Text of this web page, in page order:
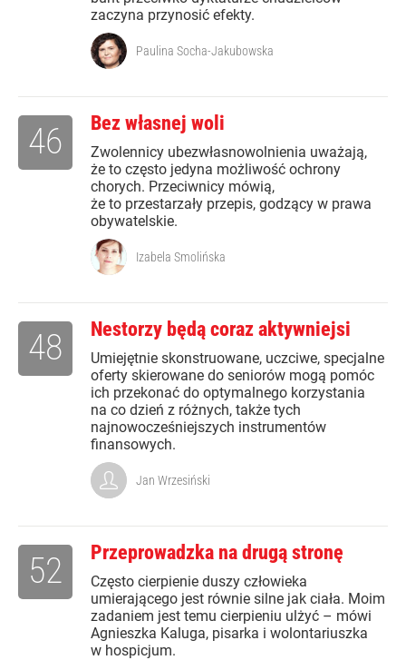
zaczyna przynosić efekty.
Paulina Socha-Jakubowska
Bez własnej woli
Zwolennicy ubezwłasnowolnienia uważają,
że to często jedyna możliwość ochrony
chorych. Przeciwnicy mówią,
że to przestarzały przepis, godzący w prawa
obywatelskie.
46
Izabela Smolińska
Nestorzy będą coraz aktywniejsi
Umiejętnie skonstruowane, uczciwe, specjalne
oferty skierowane do seniorów mogą pomóc
ich przekonać do optymalnego korzystania
na co dzień z różnych, także tych
najnowocześniejszych instrumentów
finansowych.
48
Jan Wrzesiński
Przeprowadzka na drugą stronę
Często cierpienie duszy człowieka
umierającego jest równie silne jak ciała. Moim
zadaniem jest temu cierpieniu ulżyć – mówi
Agnieszka Kaluga, pisarka i wolontariuszka
w hospicjum.
52